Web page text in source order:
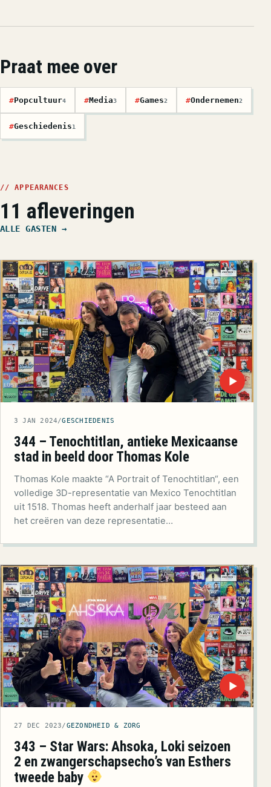
Praat mee over
#Popcultuur4 #Media3 #Games2 #Ondernemen2
#Geschiedenis1
// APPEARANCES
11 afleveringen
ALLE GASTEN →
▶
3 JAN 2024/GESCHIEDENIS
344 – Tenochtitlan, antieke Mexicaanse
stad in beeld door Thomas Kole
Thomas Kole maakte “A Portrait of Tenochtitlan“, een
volledige 3D-representatie van Mexico Tenochtitlan
uit 1518. Thomas heeft anderhalf jaar besteed aan
het creëren van deze representatie…
▶
27 DEC 2023/GEZONDHEID & ZORG
343 – Star Wars: Ahsoka, Loki seizoen
2 en zwangerschapsecho’s van Esthers
tweede baby